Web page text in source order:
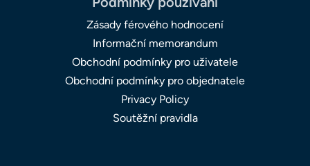
Zásady férového hodnocení
Informační memorandum
Obchodní podmínky pro uživatele
Obchodní podmínky pro objednatele
Privacy Policy
Soutěžní pravidla